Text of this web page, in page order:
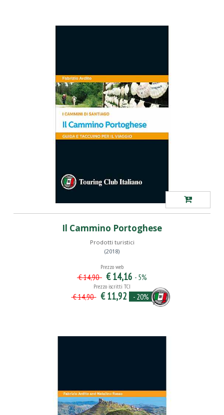
Il Cammino Portoghese
Prodotti turistici
(2018)
Prezzo web
€ 14,90 € 14,16 - 5%
Prezzo iscritti TCI
€ 14,90 € 11,92 - 20%